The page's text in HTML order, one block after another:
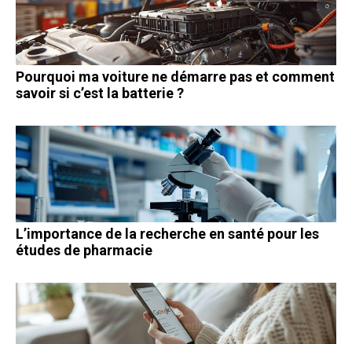
Pourquoi ma voiture ne démarre pas et comment
savoir si c’est la batterie ?
L’importance de la recherche en santé pour les
études de pharmacie